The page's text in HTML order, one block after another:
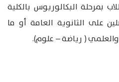
بمرحلة البكالوريوس بالكلية
على الثانوية العامة أو ما
( رياضة – علوم).